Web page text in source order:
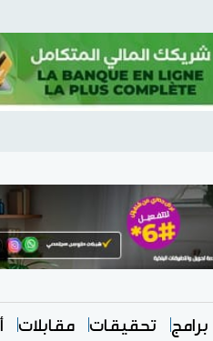
برامج تحقيقات مقابلات